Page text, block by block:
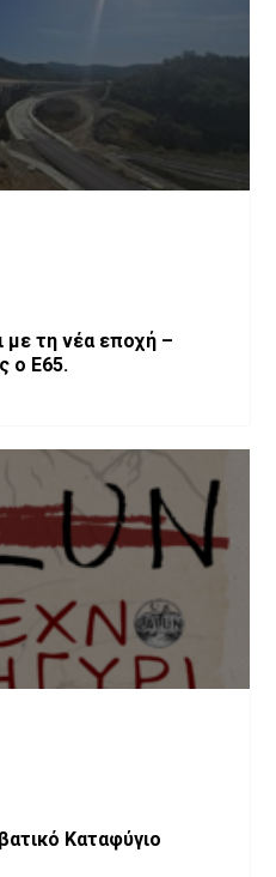
με τη νέα εποχή –
ο Ε65.
Καταφύγιο